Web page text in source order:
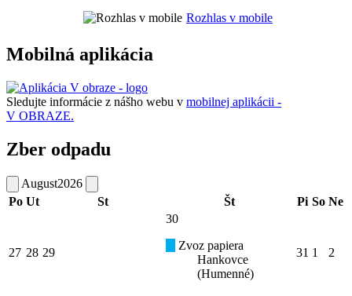
Rozhlas v mobile
Mobilná aplikácia
Sledujte informácie z nášho webu v mobilnej aplikácii -
V OBRAZE.
Zber odpadu
August2026
Po Ut St Št Pi So Ne
27 28 29
30
Zvoz papiera
Hankovce
(Humenné)
31 1 2